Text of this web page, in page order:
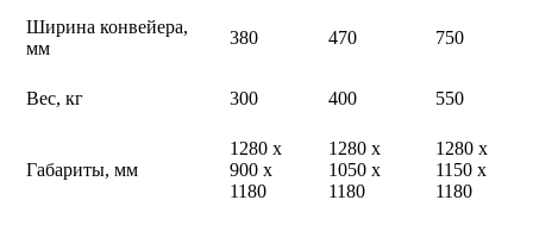
Ширина конвейера,
мм
380 470 750
Вес, кг 300 400 550
Габариты, мм
1280 х
900 х
1180
1280 х
1050 х
1180
1280 х
1150 х
1180